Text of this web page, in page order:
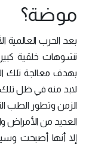
موضة؟
بعد الحرب
تشوهات خلقية
بهدف معالجة تلك
لابد منه في ظل تلك
الزمن وتطور الطب
العديد من الأمراض
إلا أنها أصبحت